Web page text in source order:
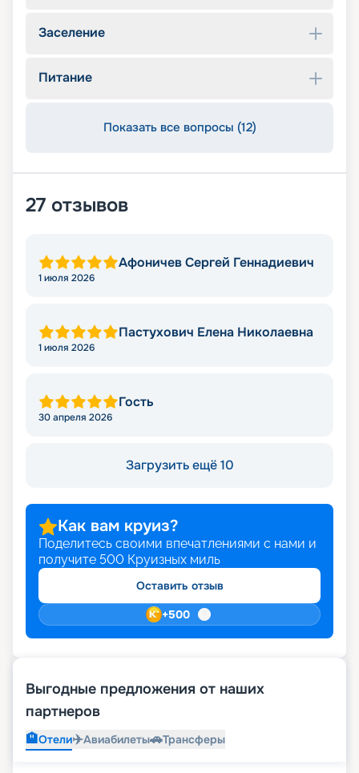
Заселение
Питание
Показать все вопросы (12)
27 отзывов
Афоничев Сергей Геннадиевич
1 июля 2026
Пастухович Елена Николаевна
1 июля 2026
Гость
30 апреля 2026
Загрузить ещё 10
Как вам круиз?
Поделитесь своими впечатлениями с нами и
получите 500 Круизных миль
Оставить отзыв
+500
Выгодные предложения от наших
партнеров
🏨Отели✈️Авиабилеты🚗Трансферы